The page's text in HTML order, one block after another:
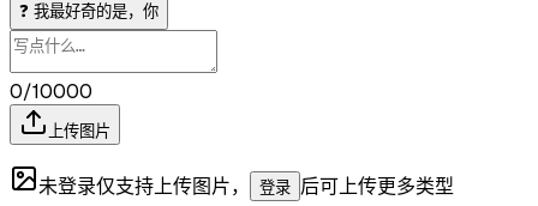
❓ 我最好奇的是，你
0/10000
上传图片
未登录仅支持上传图片， 登录 后可上传更多类型